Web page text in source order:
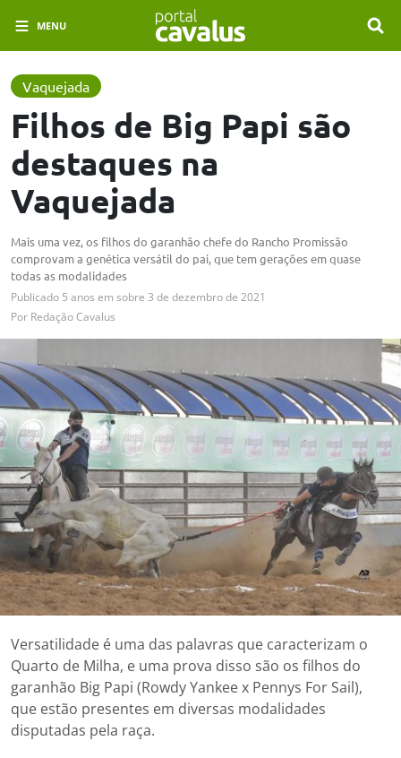
MENU
Vaquejada
Filhos de Big Papi são
destaques na
Vaquejada
Mais uma vez, os filhos do garanhão chefe do Rancho Promissão
comprovam a genética versátil do pai, que tem gerações em quase
todas as modalidades
Publicado 5 anos em sobre 3 de dezembro de 2021
Por Redação Cavalus
Versatilidade é uma das palavras que caracterizam o
Quarto de Milha, e uma prova disso são os filhos do
garanhão Big Papi (Rowdy Yankee x Pennys For Sail),
que estão presentes em diversas modalidades
disputadas pela raça.